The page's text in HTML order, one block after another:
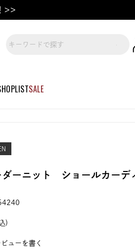
SALE
>>
ダーニット ショールカーデ
ビューを書く